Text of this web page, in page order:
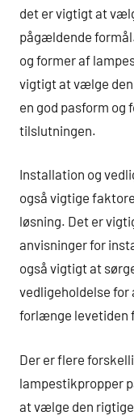
det er vigtigt at
pågældende
og former af
vigtigt at vælge
en god pasform og
tilslutningen.
Installation og
også vigtige
løsning. Det er
anvisninger for
også vigtigt at
vedligeholdelse for
forlænge levetiden
Der er flere
lampestikpropper
at vælge den